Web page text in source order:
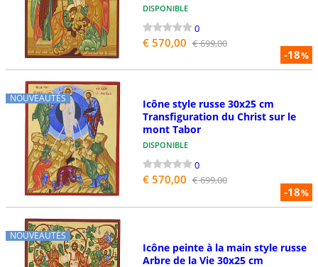
-18%
DISPONIBLE
0
€ 570,00 € 699,00
NOUVEAUTÉS
-18%
Icône style russe 30x25 cm
Transfiguration du Christ sur le
mont Tabor
DISPONIBLE
0
€ 570,00 € 699,00
NOUVEAUTÉS
Icône peinte à la main style russe
Arbre de la Vie 30x25 cm